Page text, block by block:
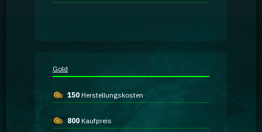
Gold
150 Herstellungskosten
800 Kaufpreis